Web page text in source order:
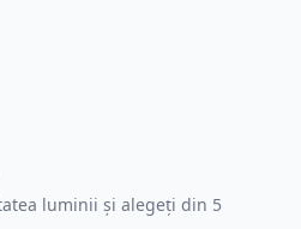
luminii și alegeți din 5